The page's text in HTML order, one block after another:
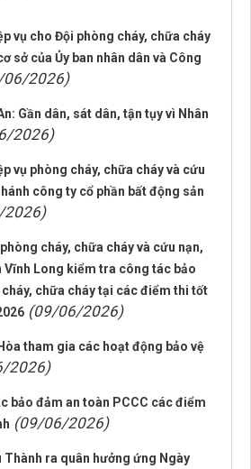
vụ cho Đội phòng cháy, chữa cháy
sở của Ủy ban nhân dân và Công
06/2026)
Gần dân, sát dân, tận tụy vì Nhân
2026)
vụ phòng cháy, chữa cháy và cứu
công ty cổ phần bất động sản
cháy, chữa cháy và cứu nạn,
Vĩnh Long kiểm tra công tác bảo
chữa cháy tại các điểm thi tốt
(09/06/2026)
tham gia các hoạt động bảo vệ
2026)
bảo đảm an toàn PCCC các điểm
(09/06/2026)
Thành ra quân hưởng ứng Ngày